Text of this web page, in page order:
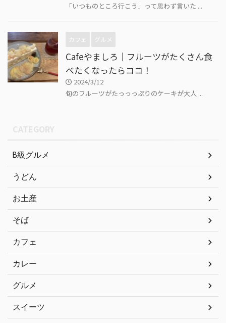
「いつものところ行こう」って思わず言いた ...
カフェ グルメ
Cafeやましろ｜フルーツがたくさん食
べたくなったらココ！
2024/3/12
旬のフルーツがたっっっぷりのケーキが大人 ...
B級グルメ
うどん
お土産
そば
カフェ
カレー
グルメ
スイーツ